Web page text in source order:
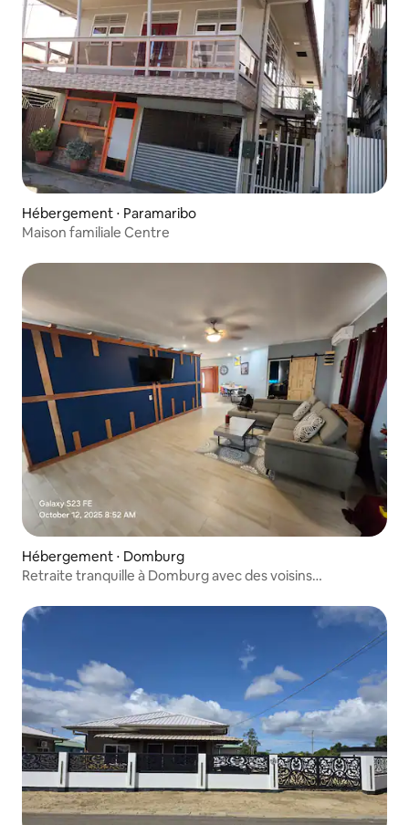
Hébergement ⋅ Paramaribo
Maison familiale Centre
Hébergement ⋅ Domburg
Retraite tranquille à Domburg avec des voisins